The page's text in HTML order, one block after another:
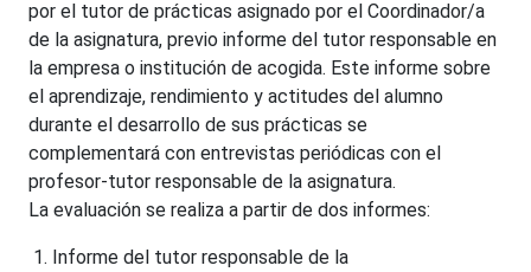
por el tutor de prácticas asignado por el Coordinador/a
de la asignatura, previo informe del tutor responsable en
la empresa o institución de acogida. Este informe sobre
el aprendizaje, rendimiento y actitudes del alumno
durante el desarrollo de sus prácticas se
complementará con entrevistas periódicas con el
profesor-tutor responsable de la asignatura.
La evaluación se realiza a partir de dos informes:
1. Informe del tutor responsable de la